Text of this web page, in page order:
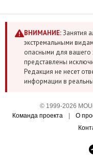
ВНИМАНИЕ:Занятия
экстремальными
опасными для вашего
представлены
Редакция не несет
информации в
© 1999-2026
Команда проекта
О